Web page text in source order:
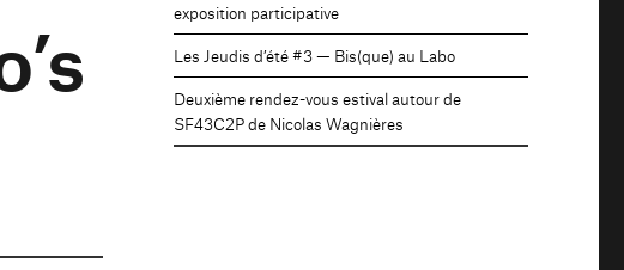
exposition participative
Les Jeudis d’été #3 — Bis(que) au Labo
Deuxième rendez-vous estival autour de
SF43C2P de Nicolas Wagnières